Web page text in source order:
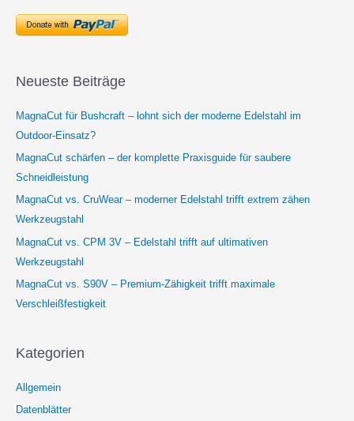
Neueste Beiträge
MagnaCut für Bushcraft – lohnt sich der moderne Edelstahl im
Outdoor-Einsatz?
MagnaCut schärfen – der komplette Praxisguide für saubere
Schneidleistung
MagnaCut vs. CruWear – moderner Edelstahl trifft extrem zähen
Werkzeugstahl
MagnaCut vs. CPM 3V – Edelstahl trifft auf ultimativen
Werkzeugstahl
MagnaCut vs. S90V – Premium-Zähigkeit trifft maximale
Verschleißfestigkeit
Kategorien
Allgemein
Datenblätter